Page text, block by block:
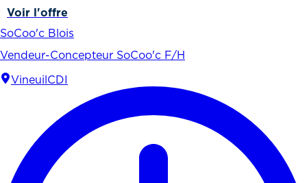
Voir l'offre
SoCoo'c Blois
Vendeur-Concepteur SoCoo'c F/H
Vineuil CDI